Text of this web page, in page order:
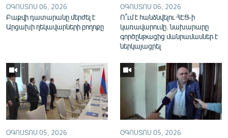
ՕԳՈՍՏՈՍ 06, 2026
Բաքվի դատարանը մերժել է
Արցախի ղեկավարների բողոքը
ՕԳՈՍՏՈՍ 06, 2026
Ո՞ւմ է հանձնվելու ՀԷՑ-ի
կառավարումը. նախարարը
գործընթացից մանրամասներ է
ներկայացրել
ՕԳՈՍՏՈՍ 05, 2026 ՕԳՈՍՏՈՍ 05, 2026